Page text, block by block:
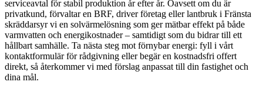
serviceavtal för stabil produktion år efter år. Oavsett om du är
privatkund, förvaltar en BRF, driver företag eller lantbruk i Fränsta
skräddarsyr vi en solvärmelösning som ger mätbar effekt på både
varmvatten och energikostnader – samtidigt som du bidrar till ett
hållbart samhälle. Ta nästa steg mot förnybar energi: fyll i vårt
kontaktformulär för rådgivning eller begär en kostnadsfri offert
direkt, så återkommer vi med förslag anpassat till din fastighet och
dina mål.